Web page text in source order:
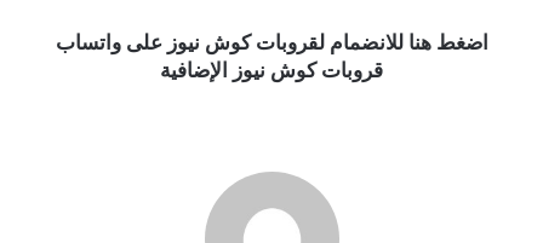
اضغط هنا للانضمام لقروبات كوش نيوز على واتساب
قروبات كوش نيوز الإضافية